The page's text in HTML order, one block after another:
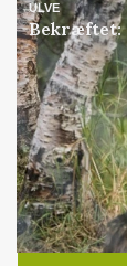
ULVE
Bekræftet: